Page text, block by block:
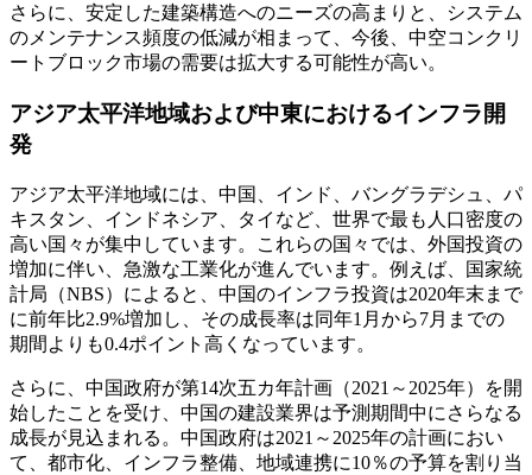
さらに、安定した建築構造へのニーズの高まりと、システム
のメンテナンス頻度の低減が相まって、今後、中空コンクリ
ートブロック市場の需要は拡大する可能性が高い。
アジア太平洋地域および中東におけるインフラ開
発
アジア太平洋地域には、中国、インド、バングラデシュ、パ
キスタン、インドネシア、タイなど、世界で最も人口密度の
高い国々が集中しています。これらの国々では、外国投資の
増加に伴い、急激な工業化が進んでいます。例えば、国家統
計局（NBS）によると、中国のインフラ投資は2020年末まで
に前年比2.9%増加し、その成長率は同年1月から7月までの
期間よりも0.4ポイント高くなっています。
さらに、中国政府が第14次五カ年計画（2021～2025年）を開
始したことを受け、中国の建設業界は予測期間中にさらなる
成長が見込まれる。中国政府は2021～2025年の計画におい
て、都市化、インフラ整備、地域連携に10％の予算を割り当